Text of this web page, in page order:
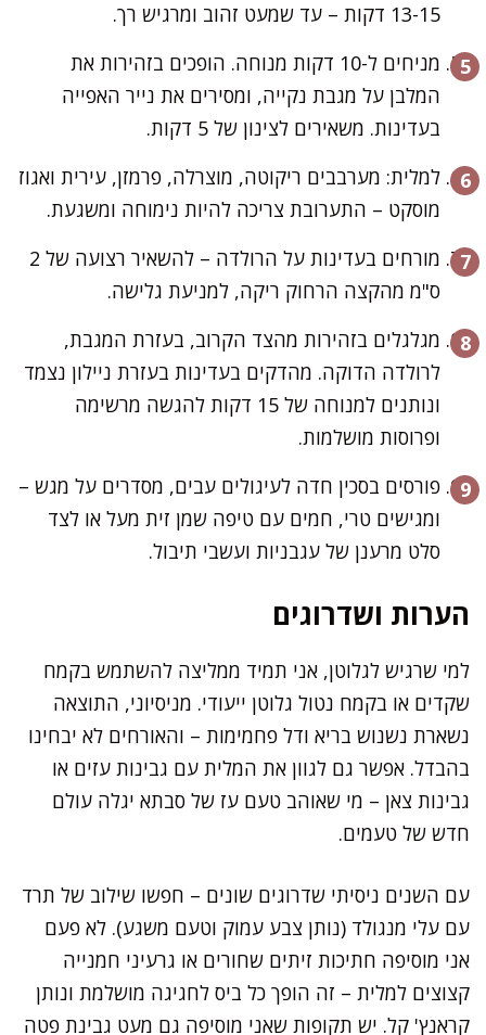
13-15 דקות – עד שמעט זהוב ומרגיש רך.
מניחים ל-10 דקות מנוחה. הופכים בזהירות את
המלבן על מגבת נקייה, ומסירים את נייר האפייה
בעדינות. משאירים לצינון של 5 דקות.
למלית: מערבבים ריקוטה, מוצרלה, פרמזן, עירית ואגוז
מוסקט – התערובת צריכה להיות נימוחה ומשגעת.
מורחים בעדינות על הרולדה – להשאיר רצועה של 2
ס"מ מהקצה הרחוק ריקה, למניעת גלישה.
מגלגלים בזהירות מהצד הקרוב, בעזרת המגבת,
לרולדה הדוקה. מהדקים בעדינות בעזרת ניילון נצמד
ונותנים למנוחה של 15 דקות להגשה מרשימה
ופרוסות מושלמות.
פורסים בסכין חדה לעיגולים עבים, מסדרים על מגש –
ומגישים טרי, חמים עם טיפה שמן זית מעל או לצד
סלט מרענן של עגבניות ועשבי תיבול.
הערות ושדרוגים
למי שרגיש לגלוטן, אני תמיד ממליצה להשתמש בקמח
שקדים או בקמח נטול גלוטן ייעודי. מניסיוני, התוצאה
נשארת נשנוש בריא ודל פחמימות – והאורחים לא יבחינו
בהבדל. אפשר גם לגוון את המלית עם גבינות עזים או
גבינות צאן – מי שאוהב טעם עז של סבתא יגלה עולם
חדש של טעמים.
עם השנים ניסיתי שדרוגים שונים – חפשו שילוב של תרד
עם עלי מנגולד (נותן צבע עמוק וטעם משגע). לא פעם
אני מוסיפה חתיכות זיתים שחורים או גרעיני חמנייה
קצוצים למלית – זה הופך כל ביס לחגיגה מושלמת ונותן
קראנץ' קל. יש תקופות שאני מוסיפה גם מעט גבינת פטה